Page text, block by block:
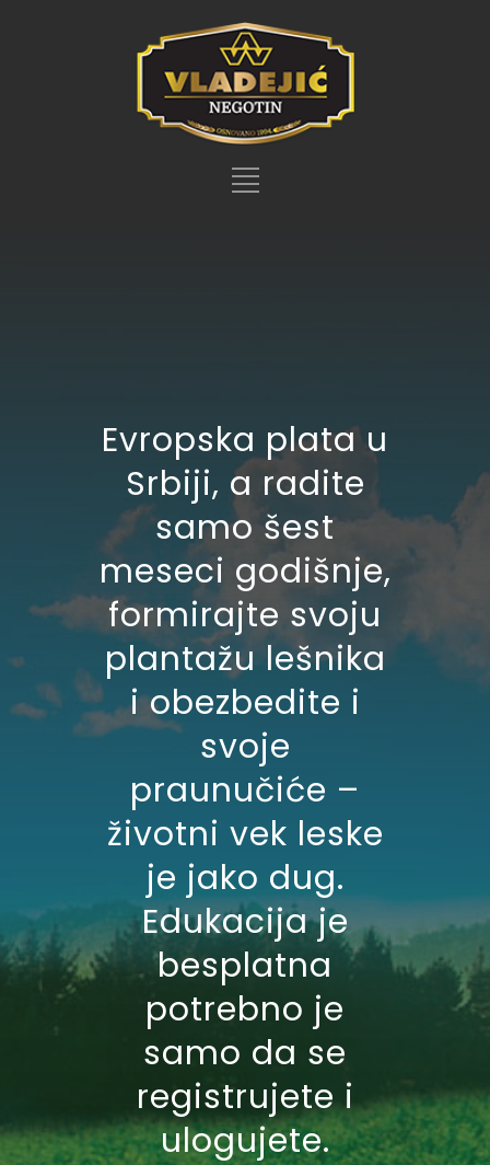
Evropska plata u
Srbiji, a radite
samo šest
meseci godišnje,
formirajte svoju
plantažu lešnika
i obezbedite i
svoje
praunučiće –
životni vek leske
je jako dug.
Edukacija je
besplatna
potrebno je
samo da se
registrujete i
ulogujete.